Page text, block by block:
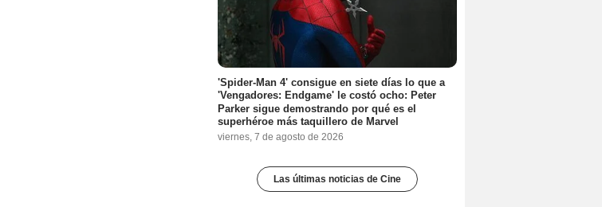
'Spider-Man 4' consigue en siete días lo que a
'Vengadores: Endgame' le costó ocho: Peter
Parker sigue demostrando por qué es el
superhéroe más taquillero de Marvel
viernes, 7 de agosto de 2026
Las últimas noticias de Cine